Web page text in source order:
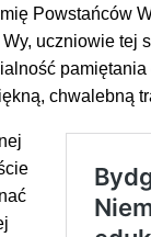
Powstańców
uczniowie tej
pamiętania
chwalebną